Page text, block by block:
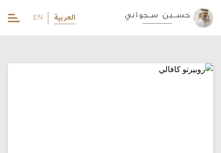
العربية EN